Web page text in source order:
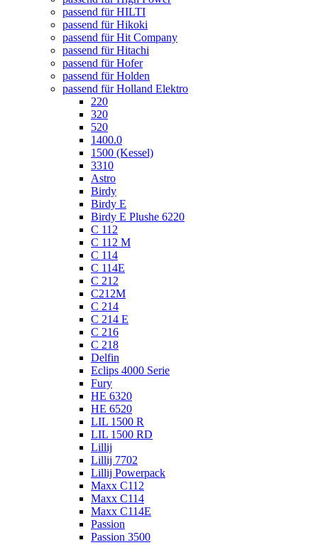
passend für HILTI
passend für Hikoki
passend für Hit Company
passend für Hitachi
passend für Hofer
passend für Holden
passend für Holland Elektro
220
320
520
1400.0
1500 (Kessel)
3310
Astro
Birdy
Birdy E
Birdy E Plushe 6220
C 112
C 112 M
C 114
C 114E
C 212
C212M
C 214
C 214 E
C 216
C 218
Delfin
Eclips 4000 Serie
Fury
HE 6320
HE 6520
LIL 1500 R
LIL 1500 RD
Lillij
Lillij 7702
Lillij Powerpack
Maxx C112
Maxx C114
Maxx C114E
Passion
Passion 3500